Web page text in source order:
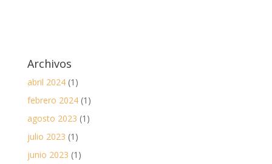
Archivos
abril 2024(1)
febrero 2024(1)
agosto 2023 (1)
julio 2023 (1)
junio 2023 (1)